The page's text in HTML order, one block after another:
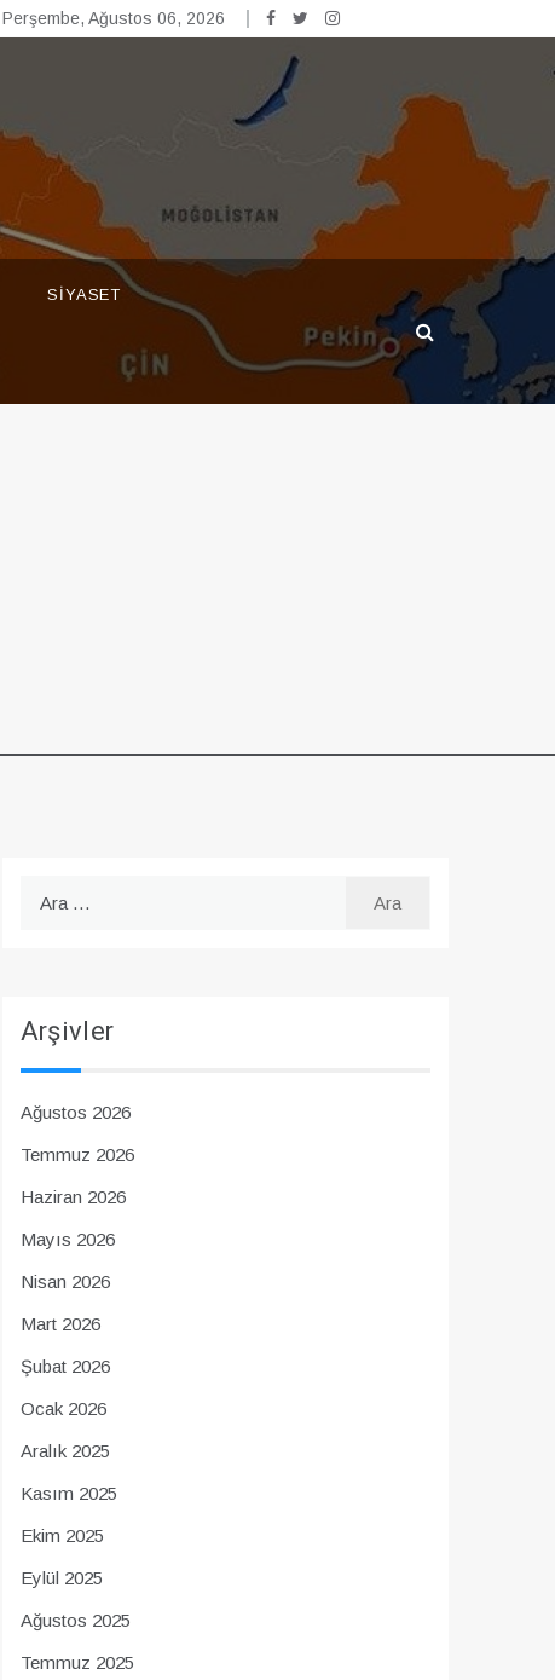
Perşembe, Ağustos 06, 2026
SIYASET
Arşivler
Ağustos 2026
Temmuz 2026
Haziran 2026
Mayıs 2026
Nisan 2026
Mart 2026
Şubat 2026
Ocak 2026
Aralık 2025
Kasım 2025
Ekim 2025
Eylül 2025
Ağustos 2025
Temmuz 2025